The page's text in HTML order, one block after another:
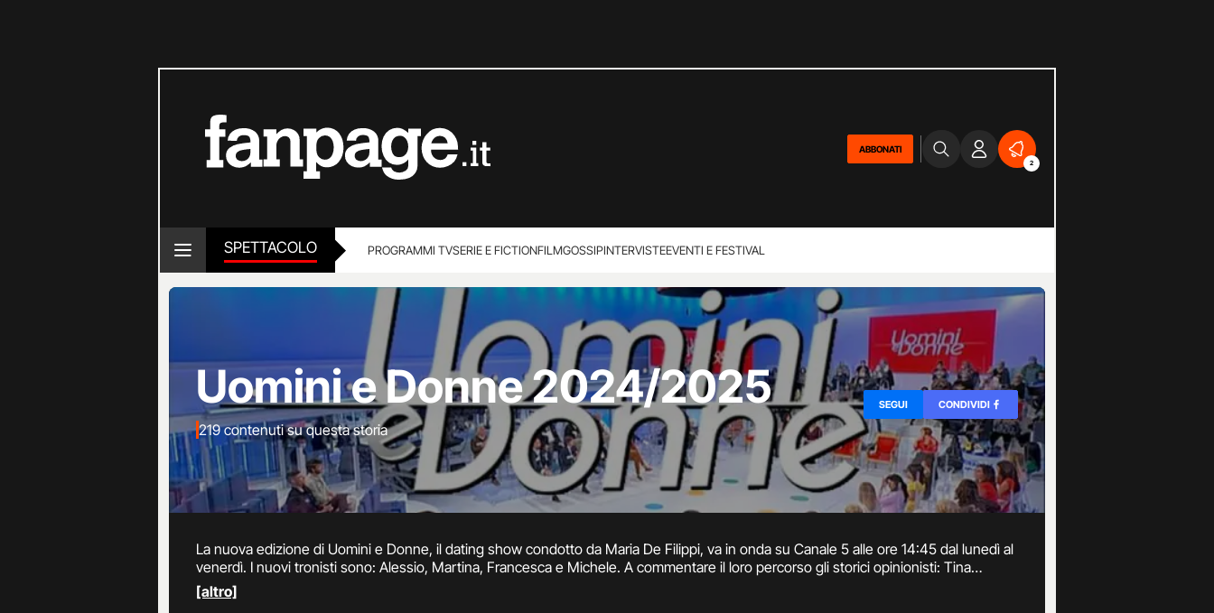
ABBONATI
2
SPETTACOLO PROGRAMMI TVSERIE E FICTIONFILMGOSSIPINTERVISTEEVENTI E FESTIVAL
Uomini e Donne 2024/2025
219 contenuti su questa storia
SEGUI CONDIVIDI
La nuova edizione di Uomini e Donne, il dating show condotto da Maria De Filippi, va in onda su Canale 5 alle ore 14:45 dal lunedì al
venerdì. I nuovi tronisti sono: Alessio, Martina, Francesca e Michele. A commentare il loro percorso gli storici opinionisti: Tina
Cipollari, Gianni Sperti e Tinì. Anche quest'anno il trono over e il trono classico andranno in onda nella stessa puntata. Le puntate
saranno disponibili in diretta streaming su Witty e in replica la sera su La5.
[altro]